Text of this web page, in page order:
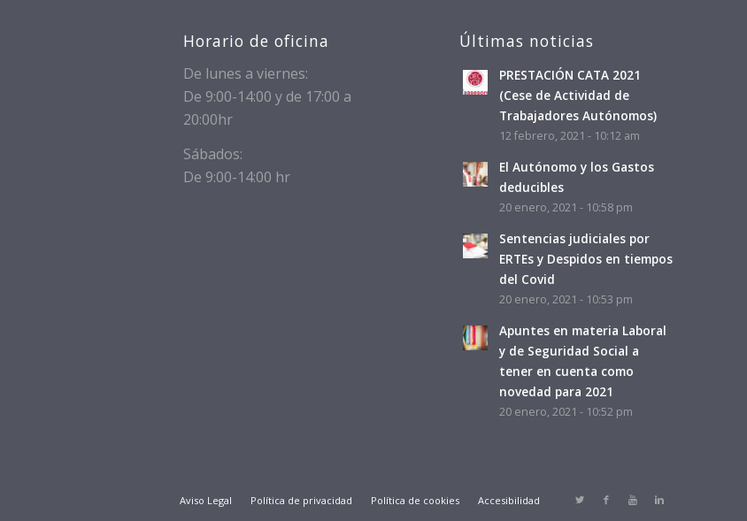
Horario de oficina
De lunes a viernes:
De 9:00-14:00 y de 17:00 a
20:00hr
Sábados:
De 9:00-14:00 hr
Últimas noticias
PRESTACIÓN CATA 2021
(Cese de Actividad de
Trabajadores Autónomos)
12 febrero, 2021 - 10:12 am
El Autónomo y los Gastos
deducibles
20 enero, 2021 - 10:58 pm
Sentencias judiciales por
ERTEs y Despidos en tiempos
del Covid
20 enero, 2021 - 10:53 pm
Apuntes en materia Laboral
y de Seguridad Social a
tener en cuenta como
novedad para 2021
20 enero, 2021 - 10:52 pm
Aviso Legal Política de privacidad Política de cookies Accesibilidad